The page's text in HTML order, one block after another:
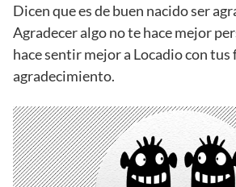
Dicen que es de buen nacido ser
Agradecer algo no te hace mejor
hace sentir mejor a Locadio con tus
agradecimiento.